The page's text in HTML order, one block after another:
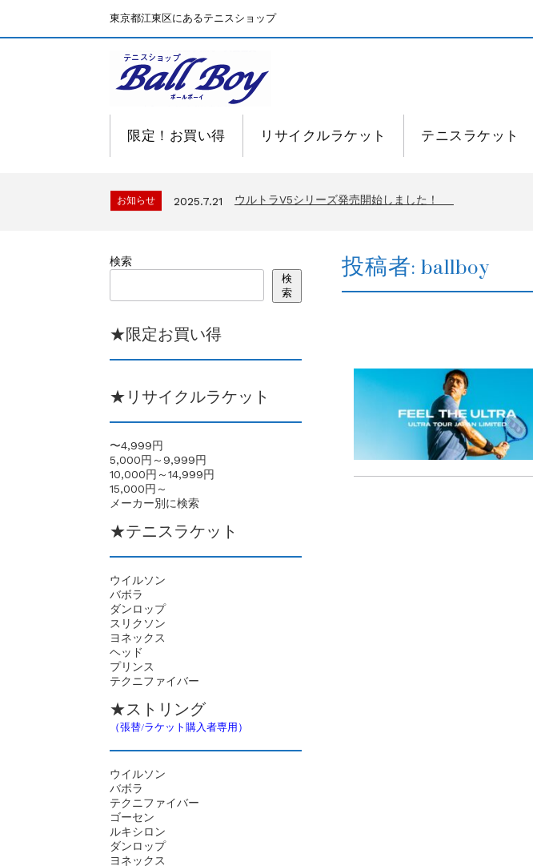
東京都江東区にあるテニスショップ
限定！お買い得 リサイクルラケット テニスラケット
お知らせ 2025.7.21 ウルトラV5シリーズ発売開始しました！
お知らせ 投稿者:ballboy
検索
検
索
★限定お買い得
★リサイクルラケット
〜4,999円
5,000円～9,999円
10,000円～14,999円
15,000円～
メーカー別に検索
★テニスラケット
ウイルソン
バボラ
ダンロップ
スリクソン
ヨネックス
ヘッド
プリンス
テクニファイバー
★ストリング
（張替/ラケット購入者専用）
ウイルソン
バボラ
テクニファイバー
ゴーセン
ルキシロン
ダンロップ
ヨネックス